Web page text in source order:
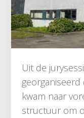
Uit de
kwam naar
structuur om